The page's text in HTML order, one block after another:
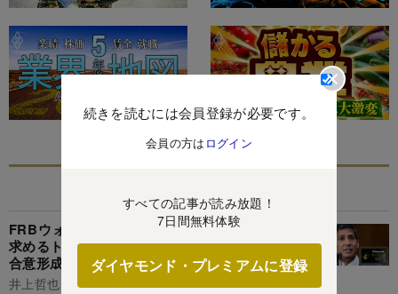
続きを読むには会員登録が必要です。
会員の方は ログイン
すべての記事が読み放題！
7日間無料体験
ダイヤモンド・プレミアムに登録
FRBウォーシュ新議長が直面する難題、利下げ
求めるトランプ政権への忖度疑念払拭とFOMCの
合意形成
井上哲也